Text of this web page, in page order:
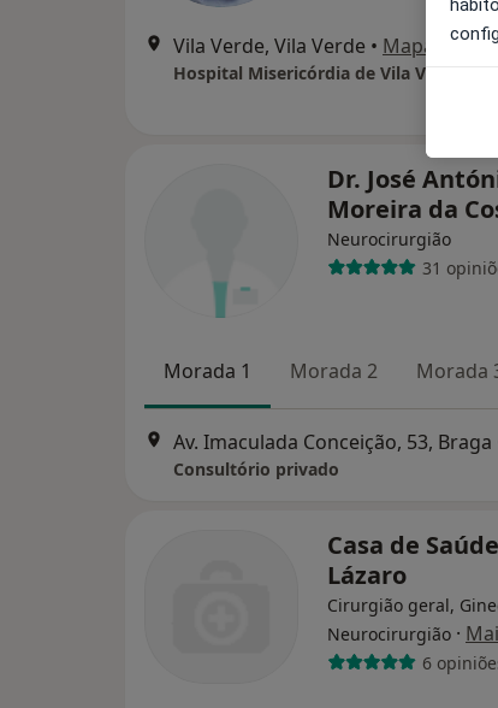
Vila Verde, Vila Verde • Mapa
Hospital Misericórdia de Vila Verde
Dr. José
Moreira da
Neurocirurgião
31
Morada 1 Morada 2 Morada
Av. Imaculada Conceição, 53, Braga
Consultório privado
Casa de
Lázaro
Cirurgião geral,
Neurocirurgião ·
6